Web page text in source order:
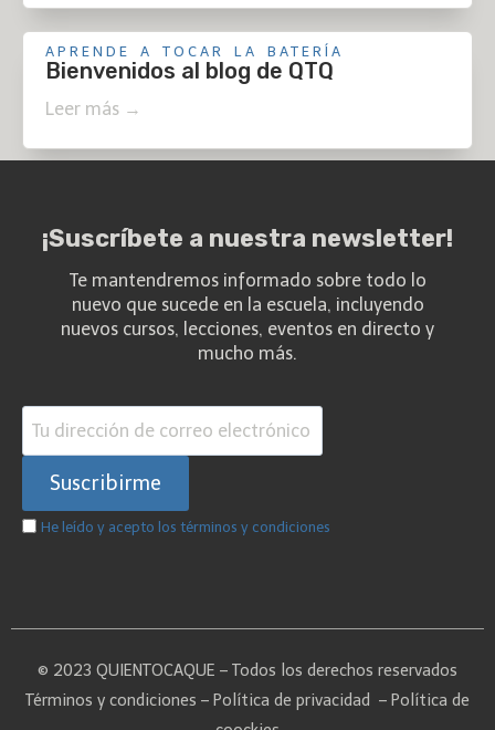
APRENDE A TOCAR LA BATERÍA
Bienvenidos al blog de QTQ
Leer más →
¡Suscríbete a nuestra newsletter!
Te mantendremos informado sobre todo lo
nuevo que sucede en la escuela, incluyendo
nuevos cursos, lecciones, eventos en directo y
mucho más.
He leído y acepto los términos y condiciones
© 2023 QUIENTOCAQUE – Todos los derechos reservados
Términos y condiciones – Política de privacidad – Política de